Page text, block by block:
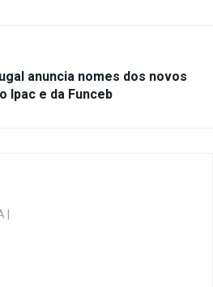
anuncia nomes dos novos
Ipac e da Funceb
|